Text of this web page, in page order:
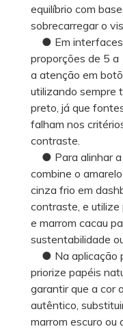
equilíbrio com
sobrecarregar o
● Em interfaces
proporções de 5
a atenção em
utilizando sempre
preto, já que
falham nos
contraste.
● Para alinhar a
combine o
cinza frio em
contraste, e utilize
e marrom cacau
sustentabilidade
● Na aplicação
priorize papéis
garantir que a cor
autêntico,
marrom escuro ou